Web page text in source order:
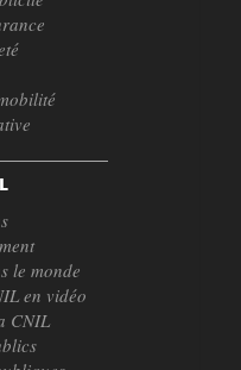
le monde
en vidéo
CNIL